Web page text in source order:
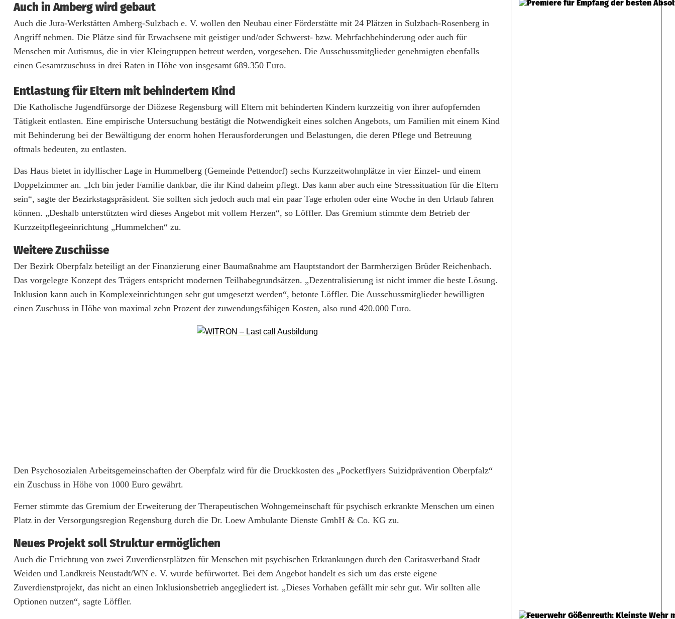
r
p
f
a
l
z
s
r
k
t
e
i
l
h
e
n
s
c
h
e
n
m
Auch in Amberg wird gebaut
Auch die Jura-Werkstätten Amberg-Sulzbach e. V. wollen den Neubau einer Förderstätte mit 24 Plätzen in Sulzbach-Rosenberg in
Angriff nehmen. Die Plätze sind für Erwachsene mit geistiger und/oder Schwerst- bzw. Mehrfachbehinderung oder auch für
Menschen mit Autismus, die in vier Kleingruppen betreut werden, vorgesehen. Die Ausschussmitglieder genehmigten ebenfalls
einen Gesamtzuschuss in drei Raten in Höhe von insgesamt 689.350 Euro.
Entlastung für Eltern mit behindertem Kind
Die Katholische Jugendfürsorge der Diözese Regensburg will Eltern mit behinderten Kindern kurzzeitig von ihrer aufopfernden
Tätigkeit entlasten. Eine empirische Untersuchung bestätigt die Notwendigkeit eines solchen Angebots, um Familien mit einem Kind
mit Behinderung bei der Bewältigung der enorm hohen Herausforderungen und Belastungen, die deren Pflege und Betreuung
oftmals bedeuten, zu entlasten.
Das Haus bietet in idyllischer Lage in Hummelberg (Gemeinde Pettendorf) sechs Kurzzeitwohnplätze in vier Einzel- und einem
Doppelzimmer an. „Ich bin jeder Familie dankbar, die ihr Kind daheim pflegt. Das kann aber auch eine Stresssituation für die Eltern
sein“, sagte der Bezirkstagspräsident. Sie sollten sich jedoch auch mal ein paar Tage erholen oder eine Woche in den Urlaub fahren
können. „Deshalb unterstützten wird dieses Angebot mit vollem Herzen“, so Löffler. Das Gremium stimmte dem Betrieb der
Kurzzeitpflegeeinrichtung „Hummelchen“ zu.
Weitere Zuschüsse
Der Bezirk Oberpfalz beteiligt an der Finanzierung einer Baumaßnahme am Hauptstandort der Barmherzigen Brüder Reichenbach.
Das vorgelegte Konzept des Trägers entspricht modernen Teilhabegrundsätzen. „Dezentralisierung ist nicht immer die beste Lösung.
Inklusion kann auch in Komplexeinrichtungen sehr gut umgesetzt werden“, betonte Löffler. Die Ausschussmitglieder bewilligten
einen Zuschuss in Höhe von maximal zehn Prozent der zuwendungsfähigen Kosten, also rund 420.000 Euro.
Den Psychosozialen Arbeitsgemeinschaften der Oberpfalz wird für die Druckkosten des „Pocketflyers Suizidprävention Oberpfalz“
ein Zuschuss in Höhe von 1000 Euro gewährt.
Ferner stimmte das Gremium der Erweiterung der Therapeutischen Wohngemeinschaft für psychisch erkrankte Menschen um einen
Platz in der Versorgungsregion Regensburg durch die Dr. Loew Ambulante Dienste GmbH & Co. KG zu.
Neues Projekt soll Struktur ermöglichen
Auch die Errichtung von zwei Zuverdienstplätzen für Menschen mit psychischen Erkrankungen durch den Caritasverband Stadt
Weiden und Landkreis Neustadt/WN e. V. wurde befürwortet. Bei dem Angebot handelt es sich um das erste eigene
Zuverdienstprojekt, das nicht an einen Inklusionsbetrieb angegliedert ist. „Dieses Vorhaben gefällt mir sehr gut. Wir sollten alle
Optionen nutzen“, sagte Löffler.